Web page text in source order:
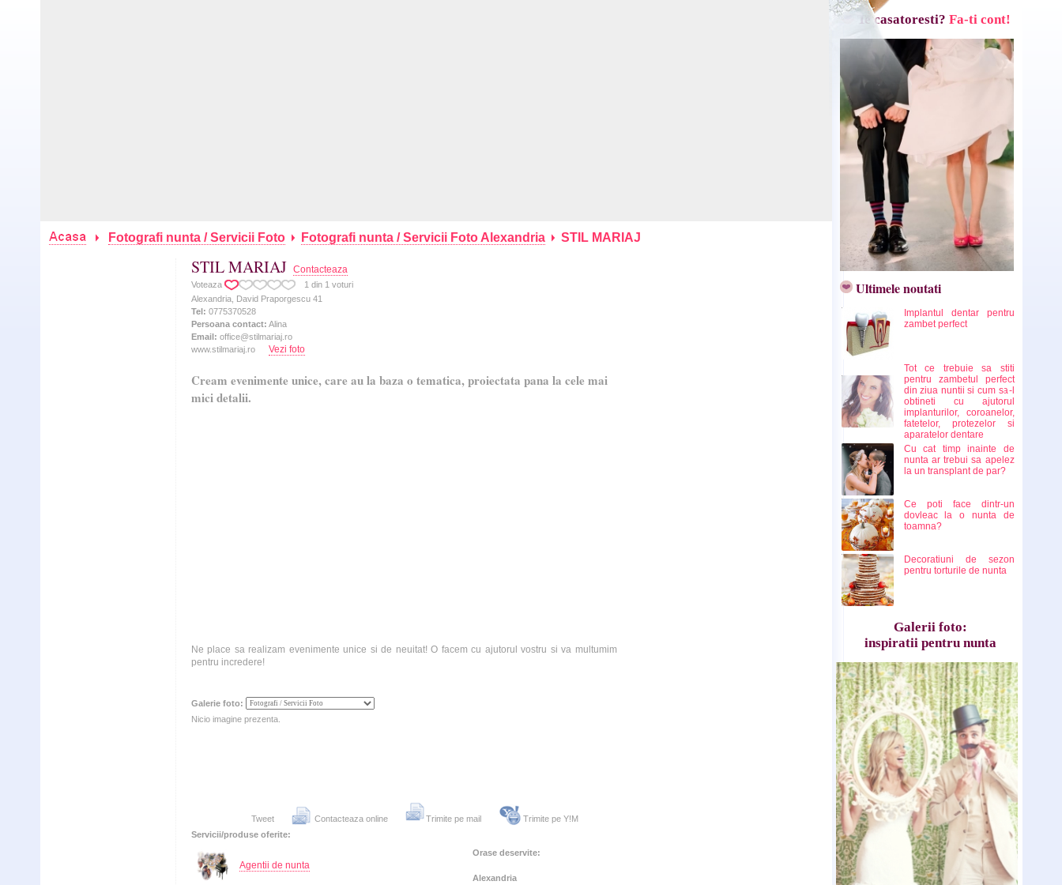
Fotografi nunta / Servicii Foto Fotografi nunta / Servicii Foto Alexandria STIL MARIAJ
STIL MARIAJ Contacteaza
Voteaza 1 din 1 voturi
Alexandria, David Praporgescu 41
Tel: 0775370528
Persoana contact: Alina
Email: office@stilmariaj.ro
www.stilmariaj.ro
Vezi foto
Cream evenimente unice, care au la baza o tematica, proiectata pana la cele mai
mici detalii.
Ne place sa realizam evenimente unice si de neuitat! O facem cu ajutorul vostru si va multumim
pentru incredere!
Galerie foto:
Nicio imagine prezenta.
Tweet Contacteaza online Trimite pe mail
Trimite pe Y!M
Servicii/produse oferite:
Agentii de nunta
Orase deservite:
Alexandria
Te casatoresti? Fa-ti cont!
Ultimele noutati
Implantul dentar pentru
zambet perfect
Tot ce trebuie sa stiti
pentru zambetul perfect
din ziua nuntii si cum sa-l
obtineti cu ajutorul
implanturilor, coroanelor,
fatetelor, protezelor si
aparatelor dentare
Cu cat timp inainte de
nunta ar trebui sa apelez
la un transplant de par?
Ce poti face dintr-un
dovleac la o nunta de
toamna?
Decoratiuni de sezon
pentru torturile de nunta
Galerii foto:
inspiratii pentru nunta